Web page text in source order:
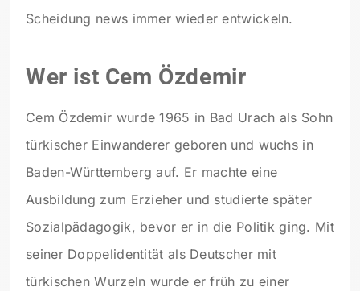
Scheidung news immer wieder entwickeln.
Wer ist Cem Özdemir
Cem Özdemir wurde 1965 in Bad Urach als Sohn
türkischer Einwanderer geboren und wuchs in
Baden-Württemberg auf. Er machte eine
Ausbildung zum Erzieher und studierte später
Sozialpädagogik, bevor er in die Politik ging. Mit
seiner Doppelidentität als Deutscher mit
türkischen Wurzeln wurde er früh zu einer